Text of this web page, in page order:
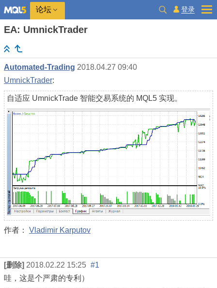
论坛 登录
EA: UmnickTrader
Automated-Trading 2018.04.27 09:40
UmnickTrader:
自适应 UmnickTrade 智能交易系统的 MQL5 实现。
作者： Vladimir Karputov
[删除] 2018.02.22 15:25 #1
哇，这是个严肃的专利）